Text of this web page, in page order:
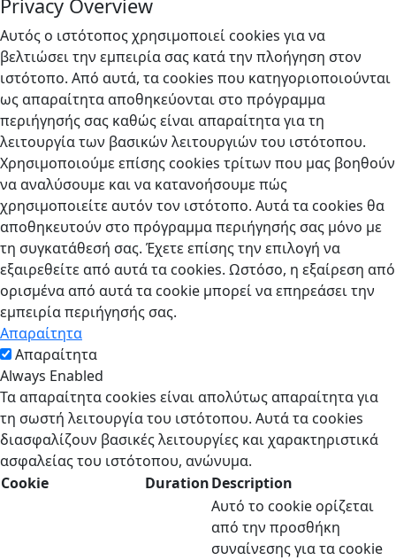
Privacy Overview
Αυτός ο ιστότοπος χρησιμοποιεί cookies για να
βελτιώσει την εμπειρία σας κατά την πλοήγηση στον
ιστότοπο. Από αυτά, τα cookies που κατηγοριοποιούνται
ως απαραίτητα αποθηκεύονται στο πρόγραμμα
περιήγησής σας καθώς είναι απαραίτητα για τη
λειτουργία των βασικών λειτουργιών του ιστότοπου.
Χρησιμοποιούμε επίσης cookies τρίτων που μας βοηθούν
να αναλύσουμε και να κατανοήσουμε πώς
χρησιμοποιείτε αυτόν τον ιστότοπο. Αυτά τα cookies θα
αποθηκευτούν στο πρόγραμμα περιήγησής σας μόνο με
τη συγκατάθεσή σας. Έχετε επίσης την επιλογή να
εξαιρεθείτε από αυτά τα cookies. Ωστόσο, η εξαίρεση από
ορισμένα από αυτά τα cookie μπορεί να επηρεάσει την
εμπειρία περιήγησής σας.
Απαραίτητα
Απαραίτητα
Always Enabled
Τα απαραίτητα cookies είναι απολύτως απαραίτητα για
τη σωστή λειτουργία του ιστότοπου. Αυτά τα cookies
διασφαλίζουν βασικές λειτουργίες και χαρακτηριστικά
ασφαλείας του ιστότοπου, ανώνυμα.
Cookie
DurationDescription
Αυτό το cookie ορίζεται
από την προσθήκη
συναίνεσης για τα cookie